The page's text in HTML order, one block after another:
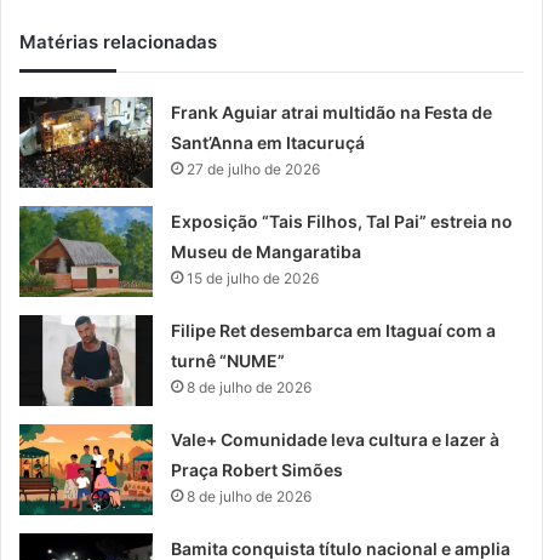
Matérias relacionadas
Frank Aguiar atrai multidão na Festa de
Sant’Anna em Itacuruçá
27 de julho de 2026
Exposição “Tais Filhos, Tal Pai” estreia no
Museu de Mangaratiba
15 de julho de 2026
Filipe Ret desembarca em Itaguaí com a
turnê “NUME”
8 de julho de 2026
Vale+ Comunidade leva cultura e lazer à
Praça Robert Simões
8 de julho de 2026
Bamita conquista título nacional e amplia